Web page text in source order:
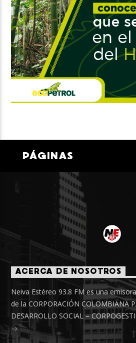
PÁGINAS
ACERCA DE NOSOTROS
Neiva Estéreo 93.8 FM es una
de la CORPORACIÓN COLOMBIANA
DESARROLLO SOCIAL –